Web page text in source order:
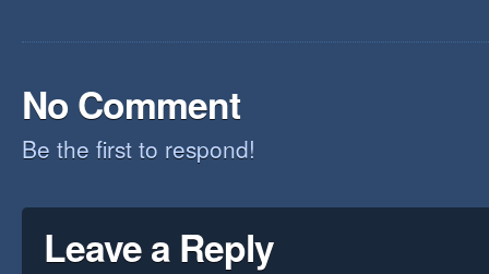
No Comment
Be the first to respond!
Leave a Reply